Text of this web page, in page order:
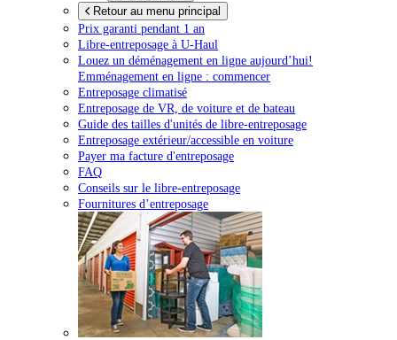
Retour au menu principal
Prix garanti pendant 1 an
Libre-entreposage à U-Haul
Louez un déménagement en ligne aujourd’hui!
Emménagement en ligne : commencer
Entreposage climatisé
Entreposage de VR, de voiture et de bateau
Guide des tailles d'unités de libre-entreposage
Entreposage extérieur/accessible en voiture
Payer ma facture d'entreposage
FAQ
Conseils sur le libre-entreposage
Fournitures d’entreposage